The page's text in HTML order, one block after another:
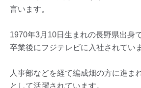
言います。
1970年3月10日生まれの長野県出身
卒業後にフジテレビに入社されてい
人事部などを経て編成畑の方に進ま
として活躍されています。